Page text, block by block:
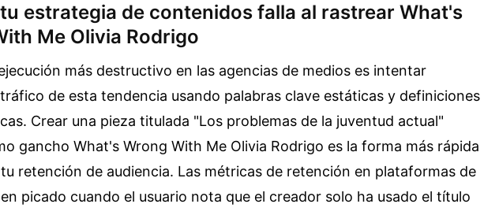
estrategia de contenidos falla al rastrear What's
Me Olivia Rodrigo
más destructivo en las agencias de medios es intentar
de esta tendencia usando palabras clave estáticas y definiciones
Crear una pieza titulada "Los problemas de la juventud actual"
gancho What's Wrong With Me Olivia Rodrigo es la forma más rápida
retención de audiencia. Las métricas de retención en plataformas de
picado cuando el usuario nota que el creador solo ha usado el título